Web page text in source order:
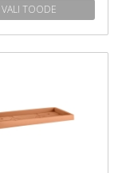
VALI TOODE